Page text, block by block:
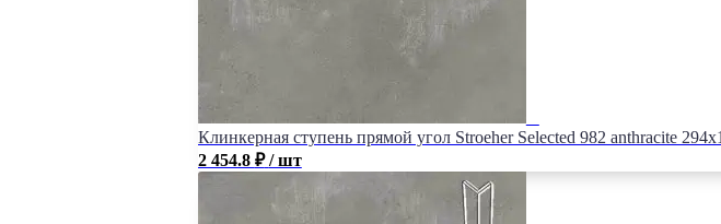
Клинкерная ступень прямой угол Stroeher Selected 982 anthracite
2 454.8 ₽ / шт